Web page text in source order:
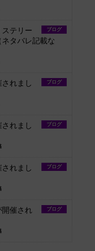
ブログ
テリー
タバレ記載な
ブログ
れまし
ブログ
れまし
ブログ
れまし
ブログ
開催され